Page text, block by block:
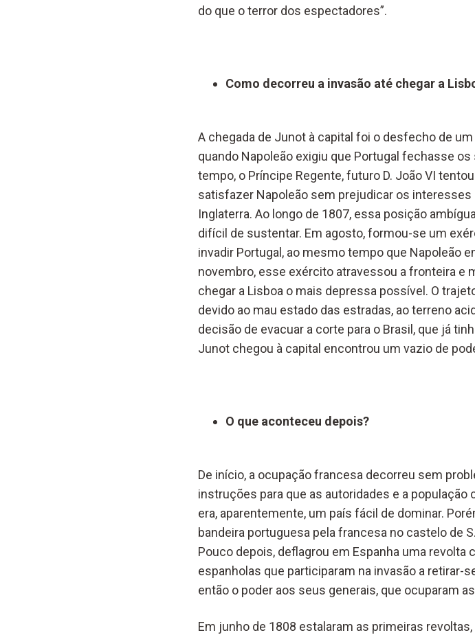
do que o terror dos espectadores”.
Como decorreu a invasão até chegar a
A chegada de Junot à capital foi o desfecho de
quando Napoleão exigiu que Portugal fechasse
tempo, o Príncipe Regente, futuro D. João VI
satisfazer Napoleão sem prejudicar os
Inglaterra. Ao longo de 1807, essa posição
difícil de sustentar. Em agosto, formou-se um
invadir Portugal, ao mesmo tempo que Napoleão
novembro, esse exército atravessou a fronteira e
chegar a Lisboa o mais depressa possível. O
devido ao mau estado das estradas, ao terreno
decisão de evacuar a corte para o Brasil, que já
Junot chegou à capital encontrou um vazio de
O que aconteceu depois?
De início, a ocupação francesa decorreu sem
instruções para que as autoridades e a
era, aparentemente, um país fácil de dominar.
bandeira portuguesa pela francesa no castelo de
Pouco depois, deflagrou em Espanha uma revolta
espanholas que participaram na invasão a retirar-
então o poder aos seus generais, que ocuparam
Em junho de 1808 estalaram as primeiras